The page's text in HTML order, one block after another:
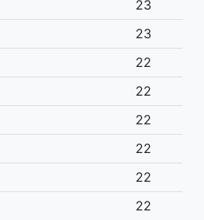
23
23
22
22
22
22
22
22